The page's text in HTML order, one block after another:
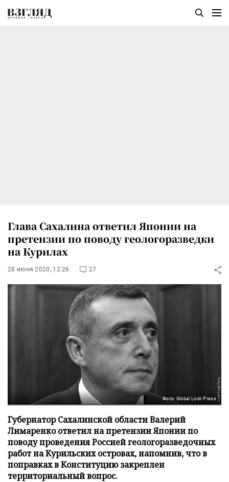
Глава Сахалина ответил Японии на
претензии по поводу геологоразведки
на Курилах
28 июня 2020, 12:26 27
Фото: Global Look Press
Губернатор Сахалинской области Валерий
Лимаренко ответил на претензии Японии по
поводу проведения Россией геологоразведочных
работ на Курильских островах, напомнив, что в
поправках в Конституцию закреплен
территориальный вопрос.